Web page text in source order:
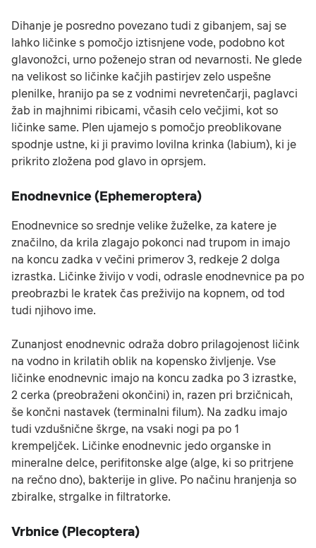
Dihanje je posredno povezano tudi z gibanjem, saj se
lahko ličinke s pomočjo iztisnjene vode, podobno kot
glavonožci, urno poženejo stran od nevarnosti. Ne glede
na velikost so ličinke kačjih pastirjev zelo uspešne
plenilke, hranijo pa se z vodnimi nevretenčarji, paglavci
žab in majhnimi ribicami, včasih celo večjimi, kot so
ličinke same. Plen ujamejo s pomočjo preoblikovane
spodnje ustne, ki ji pravimo lovilna krinka (labium), ki je
prikrito zložena pod glavo in oprsjem.
Enodnevnice (Ephemeroptera)
Enodnevnice so srednje velike žuželke, za katere je
značilno, da krila zlagajo pokonci nad trupom in imajo
na koncu zadka v večini primerov 3, redkeje 2 dolga
izrastka. Ličinke živijo v vodi, odrasle enodnevnice pa po
preobrazbi le kratek čas preživijo na kopnem, od tod
tudi njihovo ime.
Zunanjost enodnevnic odraža dobro prilagojenost ličink
na vodno in krilatih oblik na kopensko življenje. Vse
ličinke enodnevnic imajo na koncu zadka po 3 izrastke,
2 cerka (preobraženi okončini) in, razen pri brzičnicah,
še končni nastavek (terminalni filum). Na zadku imajo
tudi vzdušnične škrge, na vsaki nogi pa po 1
krempeljček. Ličinke enodnevnic jedo organske in
mineralne delce, perifitonske alge (alge, ki so pritrjene
na rečno dno), bakterije in glive. Po načinu hranjenja so
zbiralke, strgalke in filtratorke.
Vrbnice (Plecoptera)